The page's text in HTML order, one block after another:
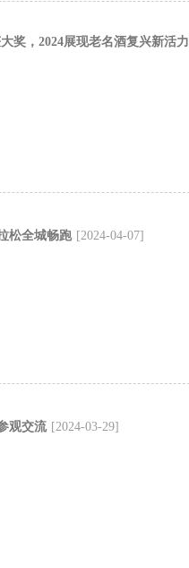
奖，2024展现老名酒复兴新活力
松全城畅跑 [2024-04-07]
观交流 [2024-03-29]